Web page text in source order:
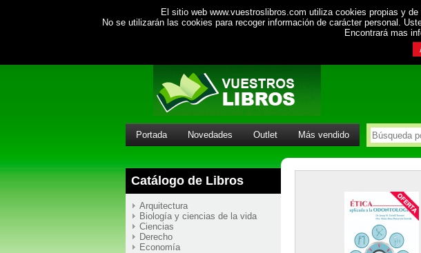
El sitio web www.vuestroslibros.com utiliza cookies propias y
No se utilizarán las cookies para recoger información de carácter personal.
Encontrará mas
Portada Novedades Outlet Más vendido
Catálogo de Libros
Arquitectura
Biología y ciencias de la vida
Ciencias
Derecho
Economía